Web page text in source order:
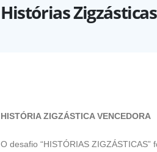
Histórias Zigzásticas
HISTÓRIA ZIGZÁSTICA VENCEDORA
O desafio “HISTÓRIAS